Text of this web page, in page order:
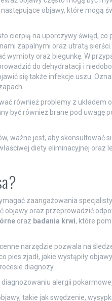
objawy, które mogą
cierpią na uporczywy świąd, co
zapalnymi oraz utratą sierści.
wymioty oraz biegunkę. W
do dehydratacji i
się także infekcje uszu.
również problemy z układem
być również brane pod uwagę
ważne jest, aby skonsultować
diety eliminacyjnej oraz
zaangażowania
oraz przeprowadzić
oraz badania krwi, które
narzędzie pozwala na
pies zjadł, jakie wystąpiły
diagnozy.
alergii
takie jak swędzenie,